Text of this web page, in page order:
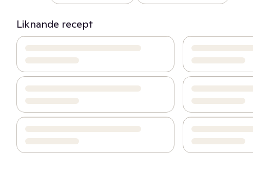
Liknande recept